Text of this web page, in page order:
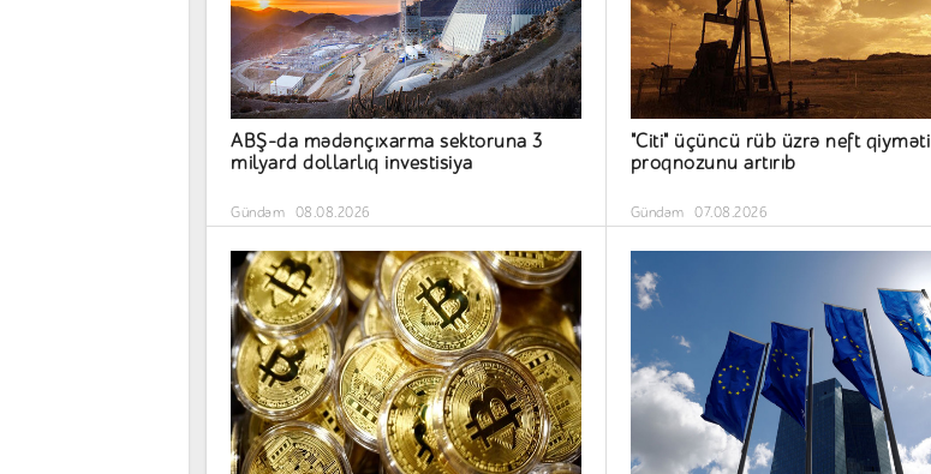
ABŞ-da mədənçıxarma sektoruna 3
milyard dollarlıq investisiya
Gündəm 08.08.2026
"Citi" üçüncü rüb üzrə neft qiyməti
proqnozunu artırıb
Gündəm 07.08.2026